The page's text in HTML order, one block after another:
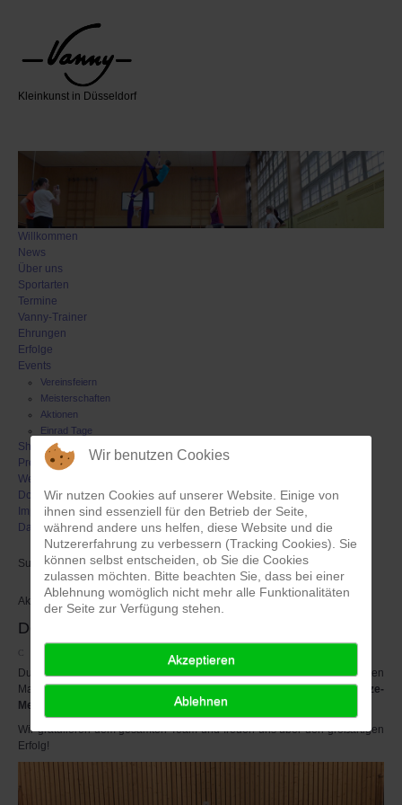
Kleinkunst in Düsseldorf
Willkommen
News
Über uns
Sportarten
Termine
Vanny-Trainer
Ehrungen
Erfolge
Events
Vereinsfeiern
Meisterschaften
Aktionen
Einrad Tage
Shop
Presse
Weblinks
Downloads
Impressum/ Kontakt
Datenschutz
Suchen
Aktuell sind 114 Gäste und keine Mitglieder online
Deutscher Vizemeister 2018
Durch eine grandiose Saison und hart erarbeitete Siege gegen die besten
Mannschaften haben sich die Vanny-Stachelbäreneinen grandiosen Vize-
Meister
-Titel im Kampf um die Deutsche Hockey-Meisterschaft erspielt!
Wir gratulieren dem gesamten Team und freuen uns über den großartigen
Erfolg!
Wir benutzen Cookies
Wir nutzen Cookies auf unserer Website. Einige von
ihnen sind essenziell für den Betrieb der Seite,
während andere uns helfen, diese Website und die
Nutzererfahrung zu verbessern (Tracking Cookies). Sie
können selbst entscheiden, ob Sie die Cookies
zulassen möchten. Bitte beachten Sie, dass bei einer
Ablehnung womöglich nicht mehr alle Funktionalitäten
der Seite zur Verfügung stehen.
Akzeptieren
Ablehnen